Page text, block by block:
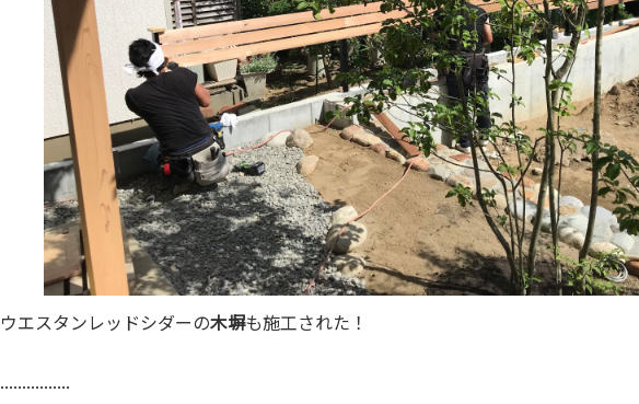
ウエスタンレッドシダーの木塀も施工された！
................